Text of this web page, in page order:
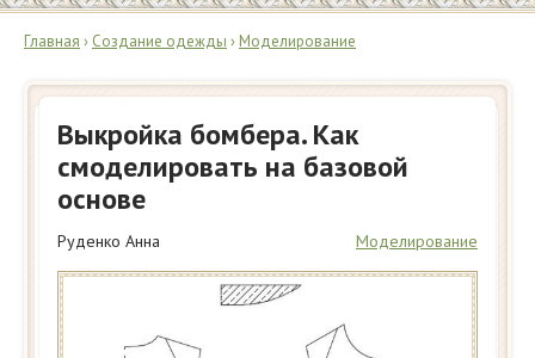
Главная › Создание одежды › Моделирование
Выкройка бомбера. Как
смоделировать на базовой
основе
Руденко Анна Моделирование